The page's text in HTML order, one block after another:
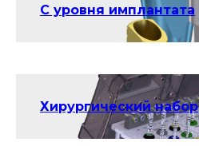
С уровня имплантата
Хирургический набор